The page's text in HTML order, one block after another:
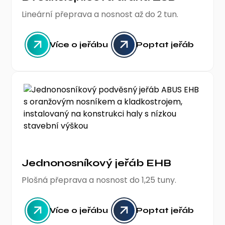
Lineární přeprava a nosnost až do 2 tun.
Více o jeřábu Poptat jeřáb
Jednonosníkový jeřáb EHB
Plošná přeprava a nosnost do 1,25 tuny.
Více o jeřábu Poptat jeřáb